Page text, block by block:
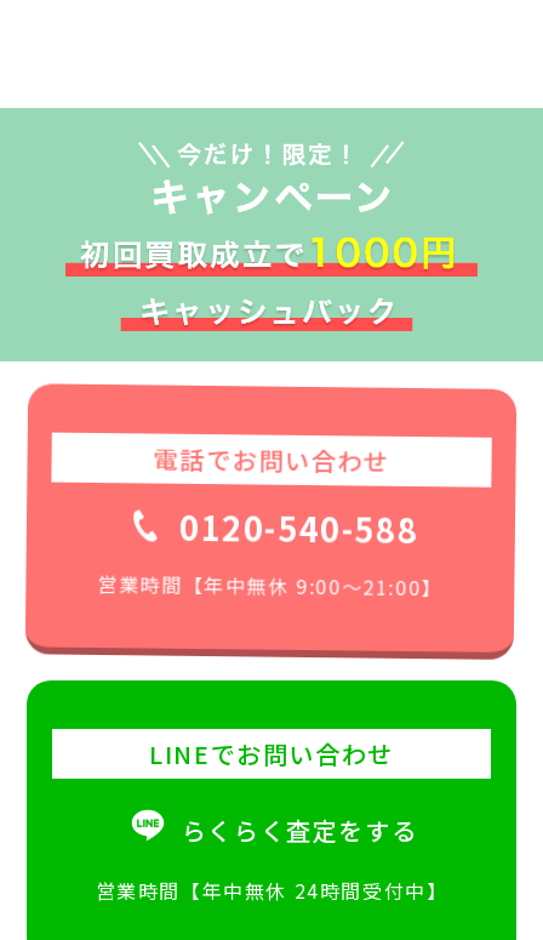
電話でお問い合わせ
0120-540-588
営業時間【年中無休 9:00〜21:00】
LINEでお問い合わせ
らくらく査定をする
営業時間【年中無休 24時間受付中】